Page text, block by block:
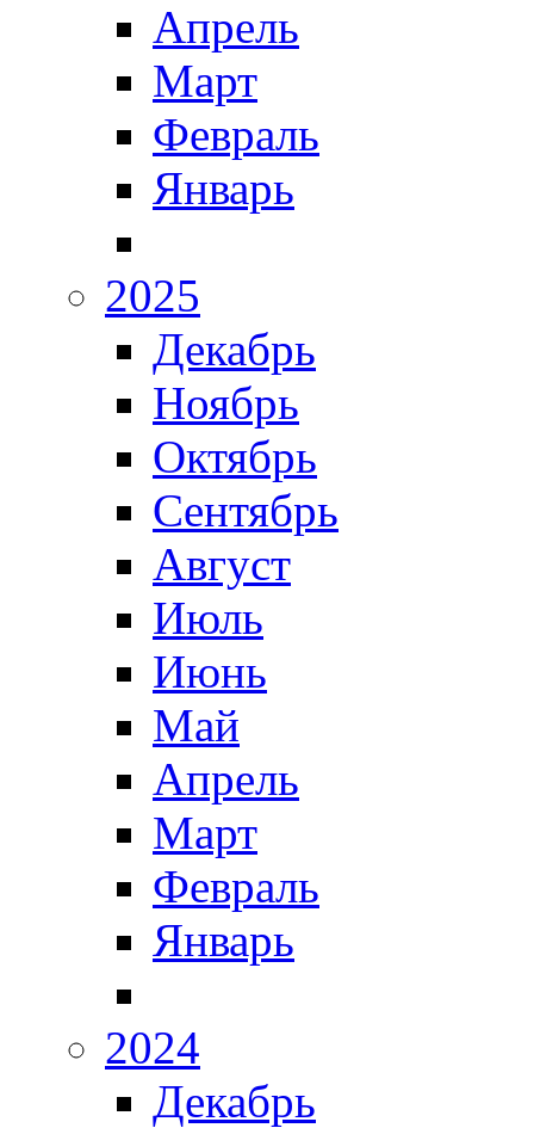
Апрель
Март
Февраль
Январь
2025
Декабрь
Ноябрь
Октябрь
Сентябрь
Август
Июль
Июнь
Май
Апрель
Март
Февраль
Январь
2024
Декабрь